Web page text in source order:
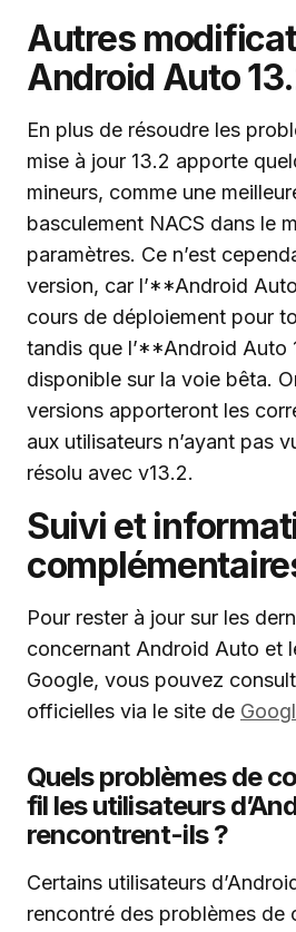
Autres
Android Auto
En plus de résoudre les
mise à jour 13.2 apporte
mineurs, comme une
basculement NACS dans le
paramètres. Ce n’est
version, car l’**Android
cours de déploiement pour
tandis que l’**Android
disponible sur la voie bêta.
versions apporteront les
aux utilisateurs n’ayant pas
résolu avec v13.2.
Suivi et
Pour rester à jour sur les
concernant Android Auto et
Google, vous pouvez
officielles via le site de
Quels problèmes de
fil les utilisateurs
rencontrent-ils ?
Certains utilisateurs
rencontré des problèmes de